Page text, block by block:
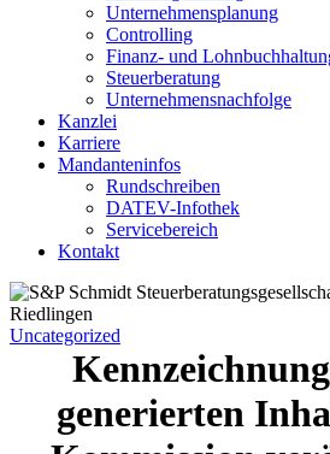
Unternehmensplanung
Controlling
Finanz- und
Steuerberatung
Unternehmensnachfolge
Kanzlei
Karriere
Mandanteninfos
Rundschreiben
DATEV-Infothek
Servicebereich
Kontakt
Uncategorized
generierten